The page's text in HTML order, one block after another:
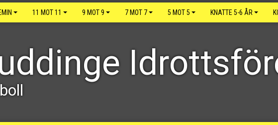
11 MOT 11 9 MOT 9 7 MOT 7 5 MOT 5 KNATTE 5-6 ÅR